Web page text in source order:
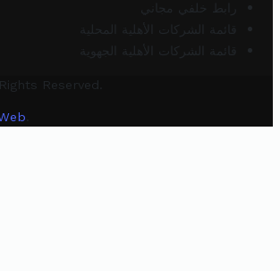
رابط خلفي مجاني
قائمة الشركات الأهلية المحلية
قائمة الشركات الأهلية الجهوية
Reserved.